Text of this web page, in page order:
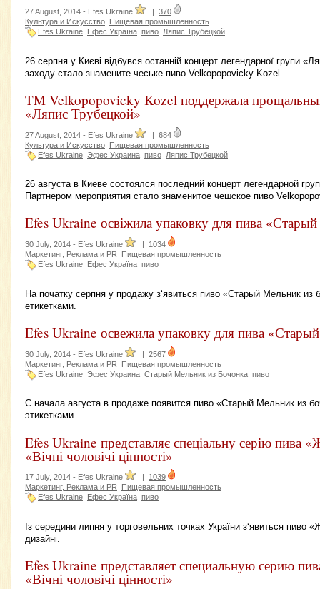
27 August, 2014 - Efes Ukraine | 370
Культура и Искусство Пищевая промышленность
Efes Ukraine Ефес Україна пиво Ляпис Трубецкой
26 серпня у Києві відбувся останній концерт легендарної групи
заходу стало знамените чеське пиво Velkopopovicky Kozel.
TM Velkopopovicky Kozel поддержала
«Ляпис Трубецкой»
27 August, 2014 - Efes Ukraine | 684
Культура и Искусство Пищевая промышленность
Efes Ukraine Эфес Украина пиво Ляпис Трубецкой
26 августа в Киеве состоялся последний концерт легендарной
Партнером мероприятия стало знаменитое чешское пиво
Efes Ukraine освіжила упаковку для пива
30 July, 2014 - Efes Ukraine
1034
Маркетинг, Реклама и PR
Пищевая промышленность
Efes Ukraine
Ефес Україна пиво
На початку серпня у продажу з‘явиться пиво «Старый Мельник из
етикетками.
Efes Ukraine освежила упаковку для пива
30 July, 2014 - Efes Ukraine | 2567
Маркетинг, Реклама и PR
Пищевая промышленность
Efes Ukraine Эфес Украина Старый Мельник из Бочонка пиво
С начала августа в продаже появится пиво «Старый Мельник из
этикетками.
Efes Ukraine представляє спеціальну серію пива
«Вічні чоловічі цінності»
17 July, 2014 - Efes Ukraine
1039
Маркетинг, Реклама и PR
Пищевая промышленность
Efes Ukraine
Ефес Україна пиво
Із середини липня у торговельних точках України з‘явиться пиво
дизайні.
Efes Ukraine представляет специальную серию
«Вічні чоловічі цінності»